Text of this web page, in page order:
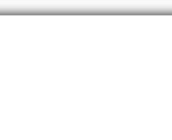
största friidrottsföreningar? Malmö